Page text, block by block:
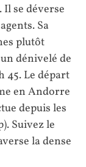
Il se déverse
Sa
plutôt
dénivelé de
45. Le départ
en Andorre
depuis les
Suivez le
la dense